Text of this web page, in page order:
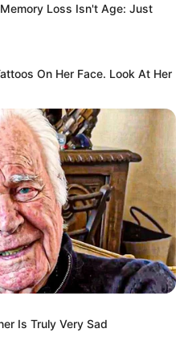
Loss Isn't Age: Just
On Her Face. Look At Her
Is Truly Very Sad